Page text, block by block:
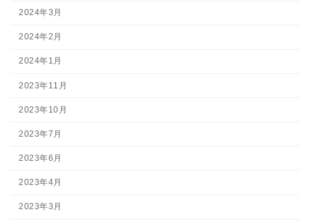
2024年3月
2024年2月
2024年1月
2023年11月
2023年10月
2023年7月
2023年6月
2023年4月
2023年3月